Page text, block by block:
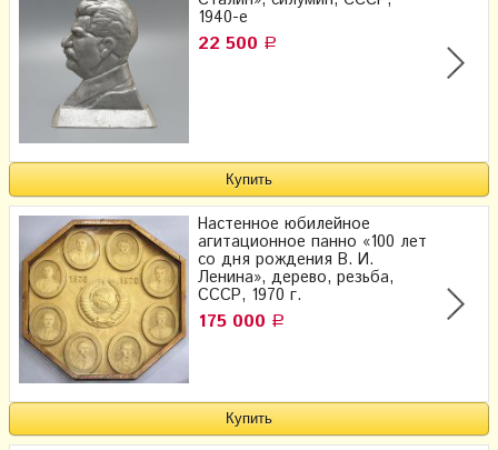
1940-е
22 500 Р
Настенное юбилейное
агитационное панно «100 лет
со дня рождения В. И.
Ленина», дерево, резьба,
СССР, 1970 г.
175 000 Р